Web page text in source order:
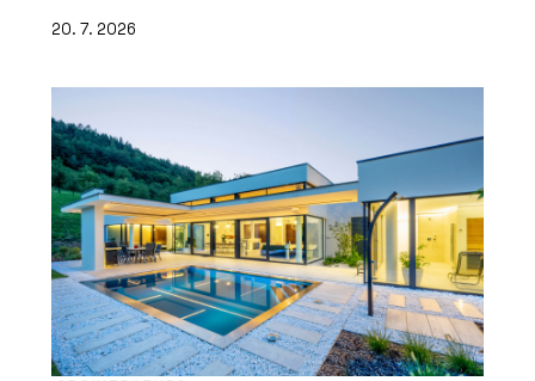
20. 7. 2026